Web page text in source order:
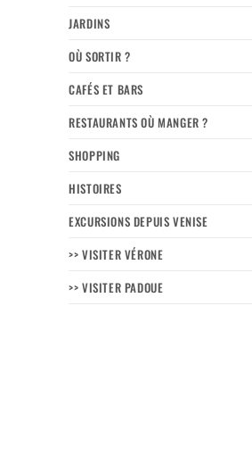
JARDINS
OÙ SORTIR ?
CAFÉS ET BARS
RESTAURANTS OÙ MANGER ?
SHOPPING
HISTOIRES
EXCURSIONS DEPUIS VENISE
>> VISITER VÉRONE
>> VISITER PADOUE